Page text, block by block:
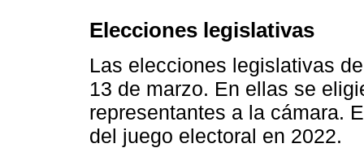
Elecciones legislativas
Las elecciones legislativas
13 de marzo. En ellas se
representantes a la cámara.
del juego electoral en 2022.